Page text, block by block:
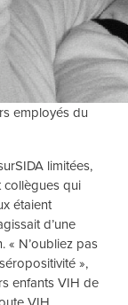
employés du
limitées,
collègues qui
étaient
d’une
« N’oubliez pas
»,
enfants VIH de